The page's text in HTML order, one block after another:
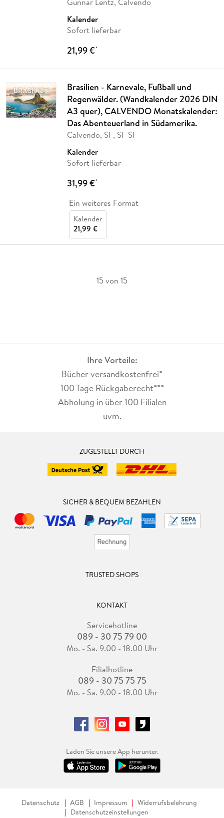
Kalender
Sofort lieferbar
21,99 €*
Brasilien - Karnevale, Fußball und
Regenwälder. (Wandkalender 2026 DIN
A3 quer), CALVENDO Monatskalender:
Das Abenteuerland in Südamerika.
Calvendo, SF, SF SF
Kalender
Sofort lieferbar
31,99 €*
Ein weiteres Format
Kalender
21,99 €
15 von 15
Ihre Vorteile:
Bücher versandkostenfrei*
100 Tage Rückgaberecht***
Abholung in über 100 Filialen
uvm.
ZUGESTELLT DURCH
SICHER & BEQUEM BEZAHLEN
TRUSTED SHOPS
KONTAKT
Servicehotline
089 - 30 75 79 00
Mo. - Sa. 9.00 - 18.00 Uhr
Filialhotline
089 - 30 75 75 75
Mo. - Sa. 9.00 - 18.00 Uhr
Laden Sie unsere App herunter.
Datenschutz AGB Impressum
Widerrufsbelehrung
Datenschutzeinstellungen